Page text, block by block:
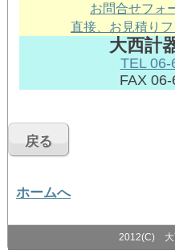
お問合せフォ
直接、お見積り
大西計
TEL 06-
FAX
ホームへ
2012(C) 大